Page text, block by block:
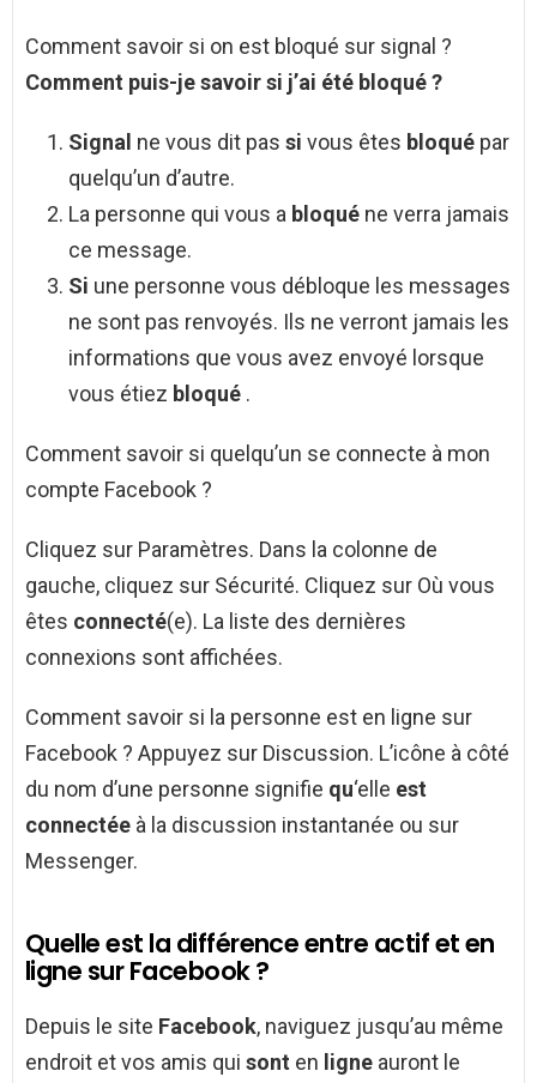
Comment savoir si on est bloqué sur signal ?
Comment puis-jesavoir si j’ai été bloqué?
Signal ne vous dit pas si vous êtes bloqué par
quelqu’un d’autre.
La personne qui vous a bloqué ne verra jamais
ce message.
Si une personne vous débloque les messages
ne sont pas renvoyés. Ils ne verront jamais les
informations que vous avez envoyé lorsque
vous étiez bloqué .
Comment savoir si quelqu’un se connecte à mon
compte Facebook ?
Cliquez sur Paramètres. Dans la colonne de
gauche, cliquez sur Sécurité. Cliquez sur Où vous
êtes connecté(e). La liste des dernières
connexions sont affichées.
Comment savoir si la personne est en ligne sur
Facebook ? Appuyez sur Discussion. L’icône à côté
du nom d’une personne signifie qu‘elle est
connectée à la discussion instantanée ou sur
Messenger.
Quelle est la différence entre actif et en
ligne sur Facebook ?
Depuis le site Facebook, naviguez jusqu’au même
endroit et vos amis qui sont en ligne auront le